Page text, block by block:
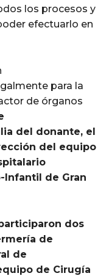
los procesos y
efectuarlo en
para la
de órganos
del donante, el
del equipo
Infantil de Gran
dos
de
de
de Cirugía